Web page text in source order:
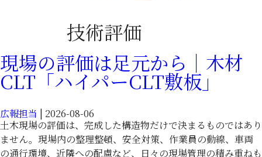
技術評価
現場の評価は足元から｜木材
CLT「ハイパーCLT敷板」
広報担当 | 2026-08-06
土木現場の評価は、完成した構造物だけで決まるものではあり
ません。現場内の整理整頓、安全対策、作業員の動線、車両
の通行環境、近隣への配慮など、日々の現場管理の積み重ねも